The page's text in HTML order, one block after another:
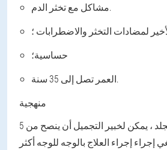
مشاكل مع تخثر الدم.
لمضادات التخثر والاضطرابات ؛
حساسية؛
العمر تصل إلى 35 سنة.
منهجية
اعتمادًا على حالة الجلد ، يمكن لخبير التجميل أن ينصح من 5
ينبغي إجراء إجراء العلاج بالوجه للوجه أكثر